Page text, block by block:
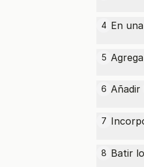
4 En
5
6 Añadir
7
8 Batir